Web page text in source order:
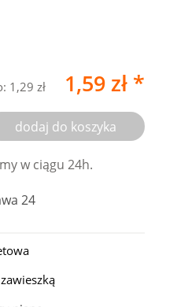
1,29 zł 1,59 zł *
dodaj do koszyka
w ciągu 24h.
24